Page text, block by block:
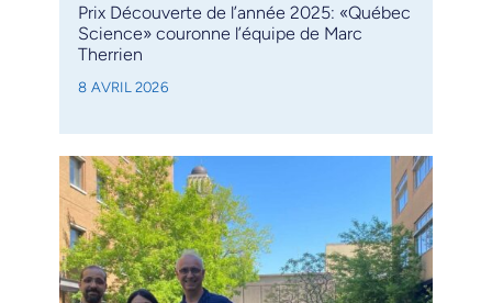
Prix Découverte de l’année 2025: «Québec
Science» couronne l’équipe de Marc
Therrien
8 AVRIL 2026